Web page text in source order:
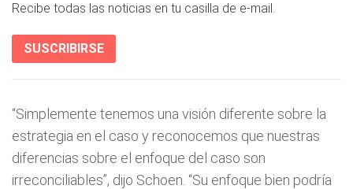
Recibe todas las noticias en tu casilla de e-mail.
SUSCRIBIRSE
“Simplemente tenemos una visión diferente sobre la
estrategia en el caso y reconocemos que nuestras
diferencias sobre el enfoque del caso son
irreconciliables”, dijo Schoen. “Su enfoque bien podría